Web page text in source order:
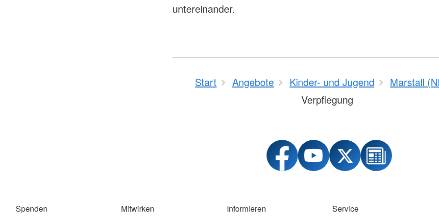
untereinander.
Start Angebote Kinder- und Jugend
Marstall
Verpflegung
Spenden Mitwirken Informieren Service